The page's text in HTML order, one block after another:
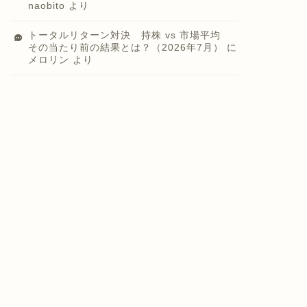
naobito より
トータルリターン対決 持株 vs 市場平均
その当たり前の結果とは？（2026年7月）
に
メロリン より